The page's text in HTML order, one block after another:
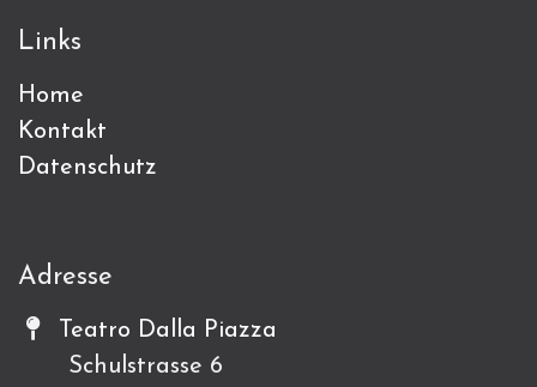
Links
Home
Kontakt
Datenschutz
Adresse
Teatro Dalla Piazza
Schulstrasse 6